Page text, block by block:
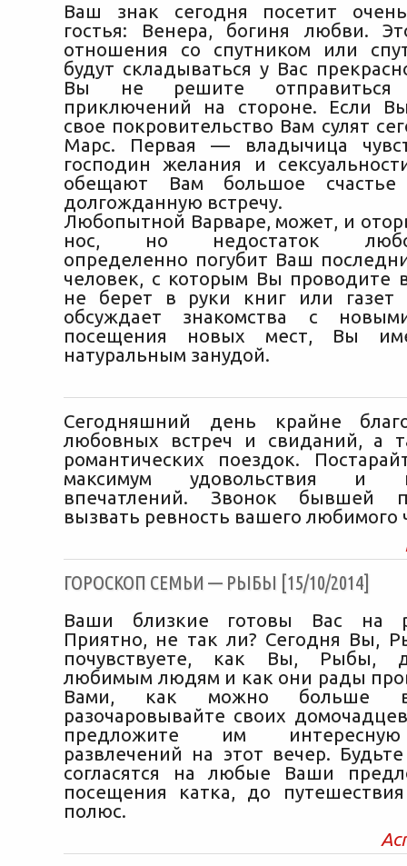
Ваш знак сегодня посетит
гостья: Венера, богиня любви.
отношения со спутником или
будут складываться у Вас
Вы не решите
приключений на стороне. Если
свое покровительство Вам сулят
Марс. Первая — владычица
господин желания и
обещают Вам большое
долгожданную встречу.
Любопытной Варваре, может, и
нос, но недостаток
определенно погубит Ваш
человек, с которым Вы проводите
не берет в руки книг или газет
обсуждает знакомства с
посещения новых мест, Вы
натуральным занудой.
Сегодняшний день крайне
любовных встреч и свиданий, а
романтических поездок.
максимум удовольствия и
впечатлений. Звонок бывшей
вызвать ревность вашего любимого
ГОРОСКОП СЕМЬИ — РЫБЫ [15/10/2014]
Ваши близкие готовы Вас на
Приятно, не так ли? Сегодня Вы,
почувствуете, как Вы, Рыбы,
любимым людям и как они рады
Вами, как можно больше
разочаровывайте своих
предложите им
развлечений на этот вечер.
согласятся на любые Ваши
посещения катка, до
полюс.